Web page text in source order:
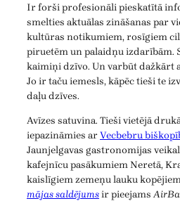
Ir forši profesionāli pieskatītā
smelties aktuālas zināšanas par
kultūras notikumiem, rosīgiem
piruetēm un palaidņu izdarībām.
kaimiņi dzīvo. Un varbūt dažkārt
Jo ir taču iemesls, kāpēc tieši te
daļu dzīves.
Avīzes satuvina. Tieši vietējā
iepazināmies arVecbebru
Jaunjelgavas gastronomijas
kafejnīcu pasākumiem Neretā,
kaislīgiem zemeņu lauku
mājas saldējumsir pieejams